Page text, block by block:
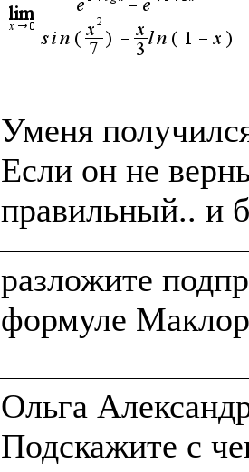
Уменя
Если он не
разложите
формуле
Ольга
Подскажите с